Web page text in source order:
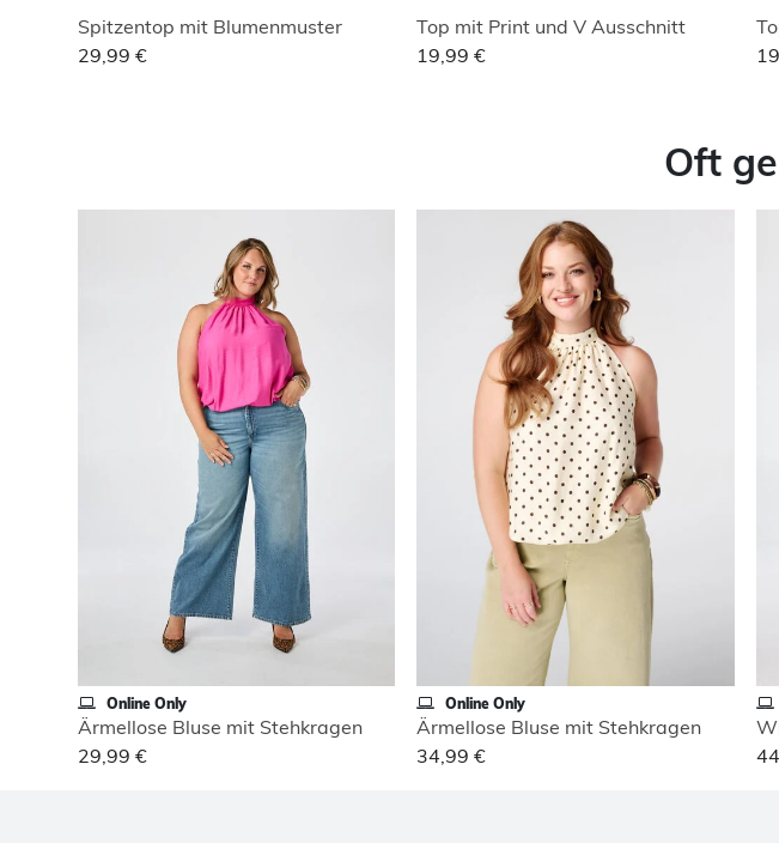
Spitzentop mit Blumenmuster
29,99 €
Top mit Print und V Ausschnitt
19,99 €
Oft
Online Only
Ärmellose Bluse mit Stehkragen
29,99 €
Online Only
Ärmellose Bluse mit Stehkragen
34,99 €